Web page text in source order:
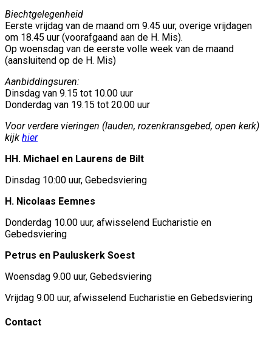
Biechtgelegenheid
Eerste vrijdag van de maand om 9.45 uur, overige vrijdagen
om 18.45 uur (voorafgaand aan de H. Mis).
Op woensdag van de eerste volle week van de maand
(aansluitend op de H. Mis)
Aanbiddingsuren:
Dinsdag van 9.15 tot 10.00 uur
Donderdag van 19.15 tot 20.00 uur
Voor verdere vieringen (lauden, rozenkransgebed, open kerk)
kijk hier
HH. Michael en Laurens de Bilt
Dinsdag 10:00 uur, Gebedsviering
H. Nicolaas Eemnes
Donderdag 10.00 uur, afwisselend Eucharistie en
Gebedsviering
Petrus en Pauluskerk Soest
Woensdag 9.00 uur, Gebedsviering
Vrijdag 9.00 uur, afwisselend Eucharistie en Gebedsviering
Contact